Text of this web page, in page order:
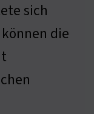
sich
die